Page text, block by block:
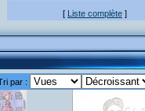
[ Liste complète ]
par :